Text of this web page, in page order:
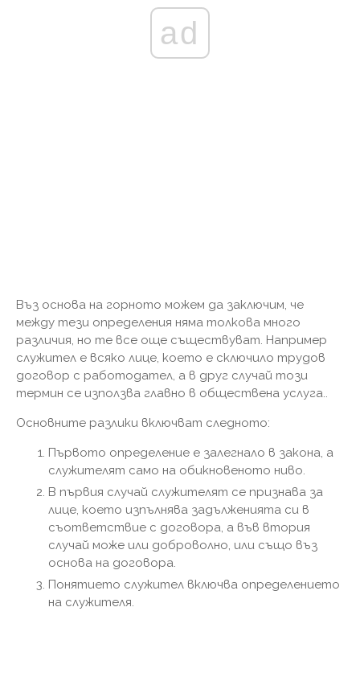
ad
Въз основа на горното можем да заключим, че
между тези определения няма толкова много
различия, но те все още съществуват. Например
служител е всяко лице, което е сключило трудов
договор с работодател, а в друг случай този
термин се използва главно в обществена услуга..
Основните разлики включват следното:
Първото определение е залегнало в закона, а
служителят само на обикновеното ниво.
В първия случай служителят се признава за
лице, което изпълнява задълженията си в
съответствие с договора, а във втория
случай може или доброволно, или също въз
основа на договора.
Понятието служител включва определението
на служителя.